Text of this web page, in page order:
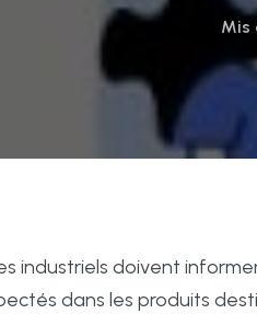
Mis
les industriels doivent
dans les produits